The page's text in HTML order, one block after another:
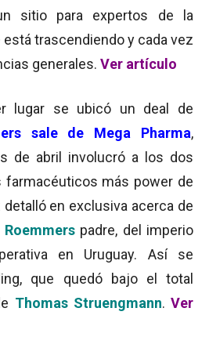
sitio para expertos de la
trascendiendo y cada vez
generales. Ver artículo
lugar se ubicó un deal de
sale de Mega Pharma,
de abril involucró a los dos
farmacéuticos más power de
detalló en exclusiva acerca de
padre, del imperio
en Uruguay. Así se
que quedó bajo el total
Thomas Struengmann.Ver